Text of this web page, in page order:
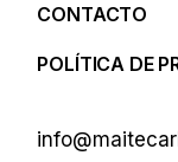
CONTACTO
POLÍTICA DE